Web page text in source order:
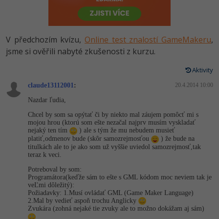
HTML5, CSS3, Bootstrap, SEO
SQL a databáze
UML a návrhové vzory
Spring
ASP.NET MVC
Django
Best practices
JavaScript
HTML / CSS
UML a návrhové vzory
MySQL/MariaDB
MS-SQL
SQLite
Vývojář mobilních aplikací
C# Game developer
Tester
Systémový administrátor
Grafik / UX/UI návrhář
3D grafik
Projektový manažer
Databázový analytik
-80%
-80%
PHP -80%
Swift
Kotlin -80%
C -80%
VB.NET
SQL
Návrh SW -80%
V předchozím kvízu, Online test znalostí GameMakeru,
jsme si ověřili nabyté zkušenosti z kurzu.
Aktivity
claude13112001: 20.4.2014 10:00
Nazdar ľudia,
Chcel by som sa opýtať či by niekto mal záujem pomôcť mi s
mojou hrou (ktorú som ešte nezačal najprv musím vyskladať
nejaký ten tím
) ale s tým že mu nebudem musieť
platiť,odmenov bude (skôr samozrejmosťou
) že bude na
titulkách ale to je ako som už vyššie uviedol samozrejmosť,tak
teraz k veci.
Potreboval by som:
Programátora(keďže sám to ešte s GML kódom moc neviem tak je
veĽmi dôležitý):
Požiadavky: 1.Musí ovládať GML (Game Maker Language)
2.Mal by vedieť aspoň trochu Anglicky
Zvukára (zohná nejaké tie zvuky ale to možno dokážam aj sám)